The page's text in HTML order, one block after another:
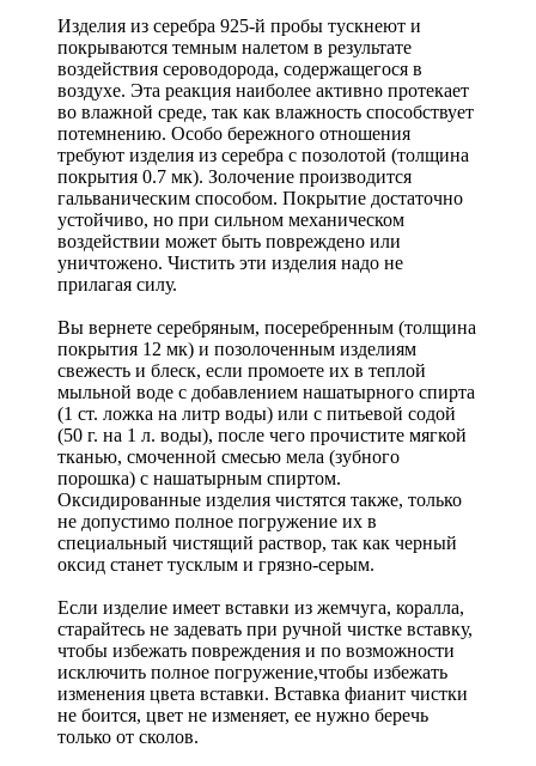
Изделия из серебра 925-й пробы тускнеют и
покрываются темным налетом в результате
воздействия сероводорода, содержащегося в
воздухе. Эта реакция наиболее активно протекает
во влажной среде, так как влажность способствует
потемнению. Особо бережного отношения
требуют изделия из серебра с позолотой (толщина
покрытия 0.7 мк). Золочение производится
гальваническим способом. Покрытие достаточно
устойчиво, но при сильном механическом
воздействии может быть повреждено или
уничтожено. Чистить эти изделия надо не
прилагая силу.
Вы вернете серебряным, посеребренным (толщина
покрытия 12 мк) и позолоченным изделиям
свежесть и блеск, если промоете их в теплой
мыльной воде с добавлением нашатырного спирта
(1 ст. ложка на литр воды) или с питьевой содой
(50 г. на 1 л. воды), после чего прочистите мягкой
тканью, смоченной смесью мела (зубного
порошка) с нашатырным спиртом.
Оксидированные изделия чистятся также, только
не допустимо полное погружение их в
специальный чистящий раствор, так как черный
оксид станет тусклым и грязно-серым.
Если изделие имеет вставки из жемчуга, коралла,
старайтесь не задевать при ручной чистке вставку,
чтобы избежать повреждения и по возможности
исключить полное погружение,чтобы избежать
изменения цвета вставки. Вставка фианит чистки
не боится, цвет не изменяет, ее нужно беречь
только от сколов.